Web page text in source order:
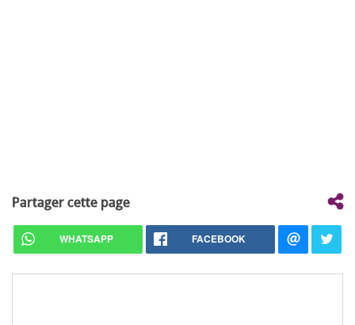
Partager cette page
WHATSAPP FACEBOOK